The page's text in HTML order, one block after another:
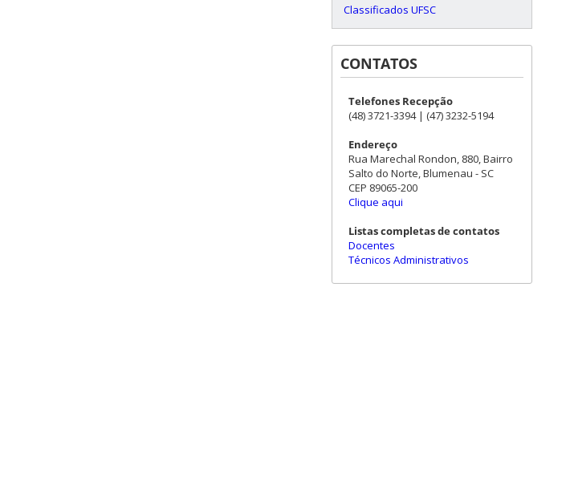
Classificados UFSC
CONTATOS
Telefones Recepção
(48) 3721-3394 | (47) 3232-5194
Endereço
Rua Marechal Rondon, 880, Bairro
Salto do Norte, Blumenau - SC
CEP 89065-200
Clique aqui
Listas completas de contatos
Docentes
Técnicos Administrativos